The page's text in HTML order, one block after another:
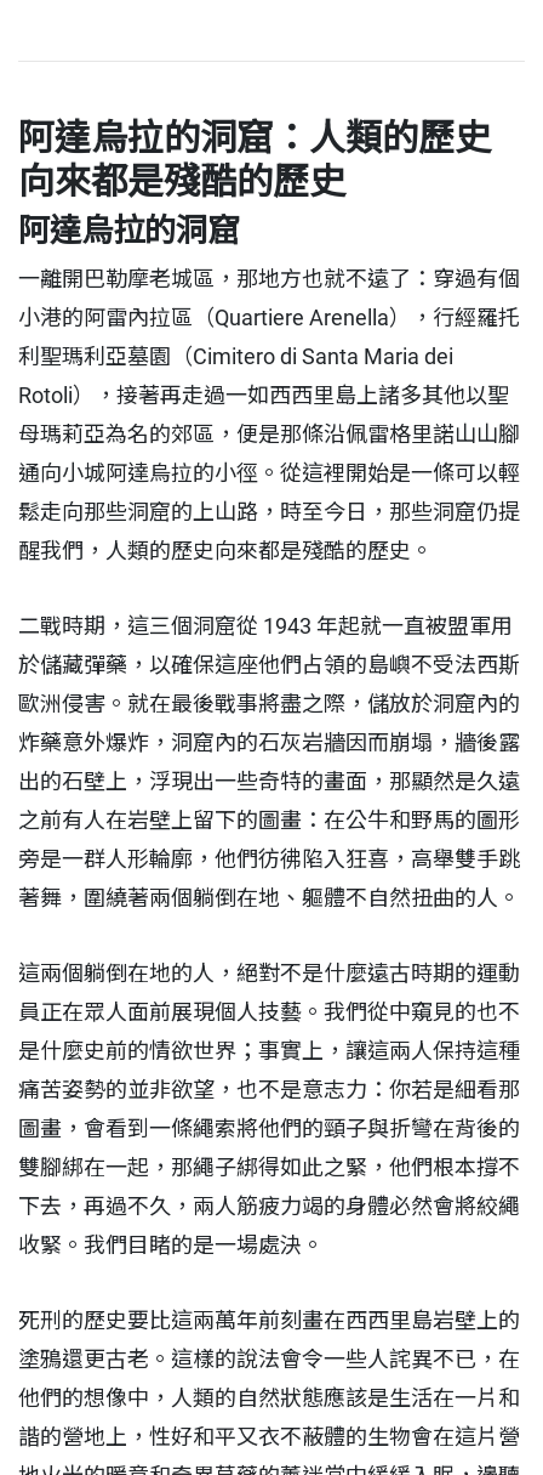
阿達烏拉的洞窟：人類的歷史
向來都是殘酷的歷史
阿達烏拉的洞窟
一離開巴勒摩老城區，那地方也就不遠了：穿過有個
小港的阿雷內拉區（Quartiere Arenella），行經羅托
利聖瑪利亞墓園（Cimitero di Santa Maria dei
Rotoli），接著再走過一如西西里島上諸多其他以聖
母瑪莉亞為名的郊區，便是那條沿佩雷格里諾山山腳
通向小城阿達烏拉的小徑。從這裡開始是一條可以輕
鬆走向那些洞窟的上山路，時至今日，那些洞窟仍提
醒我們，人類的歷史向來都是殘酷的歷史。
二戰時期，這三個洞窟從 1943 年起就一直被盟軍用
於儲藏彈藥，以確保這座他們占領的島嶼不受法西斯
歐洲侵害。就在最後戰事將盡之際，儲放於洞窟內的
炸藥意外爆炸，洞窟內的石灰岩牆因而崩塌，牆後露
出的石壁上，浮現出一些奇特的畫面，那顯然是久遠
之前有人在岩壁上留下的圖畫：在公牛和野馬的圖形
旁是一群人形輪廓，他們彷彿陷入狂喜，高舉雙手跳
著舞，圍繞著兩個躺倒在地、軀體不自然扭曲的人。
這兩個躺倒在地的人，絕對不是什麼遠古時期的運動
員正在眾人面前展現個人技藝。我們從中窺見的也不
是什麼史前的情欲世界；事實上，讓這兩人保持這種
痛苦姿勢的並非欲望，也不是意志力：你若是細看那
圖畫，會看到一條繩索將他們的頸子與折彎在背後的
雙腳綁在一起，那繩子綁得如此之緊，他們根本撐不
下去，再過不久，兩人筋疲力竭的身體必然會將絞繩
收緊。我們目睹的是一場處決。
死刑的歷史要比這兩萬年前刻畫在西西里島岩壁上的
塗鴉還更古老。這樣的說法會令一些人詫異不已，在
他們的想像中，人類的自然狀態應該是生活在一片和
諧的營地上，性好和平又衣不蔽體的生物會在這片營